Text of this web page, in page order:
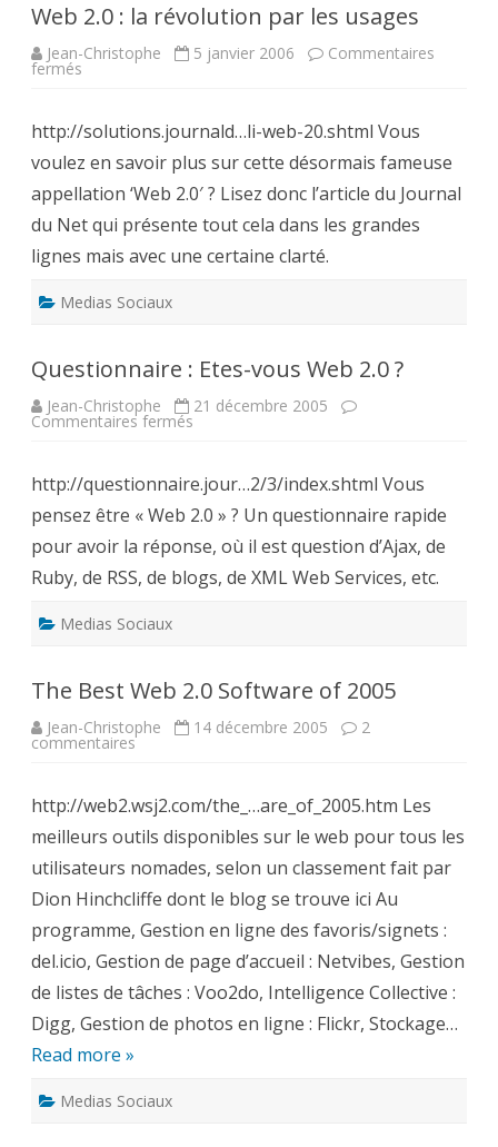
Web 2.0 : la révolution par les usages
Jean-Christophe 5 janvier 2006 Commentaires
fermés
la
révolution
par
les
usages
http://solutions.journald…li-web-20.shtml Vous
voulez en savoir plus sur cette désormais fameuse
appellation ‘Web 2.0′ ? Lisez donc l’article du Journal
du Net qui présente tout cela dans les grandes
lignes mais avec une certaine clarté.
Medias Sociaux
Questionnaire : Etes-vous Web 2.0 ?
Jean-Christophe 21 décembre 2005
Commentaires fermés
vous
Web
2.0
?
http://questionnaire.jour…2/3/index.shtml Vous
pensez être « Web 2.0 » ? Un questionnaire rapide
pour avoir la réponse, où il est question d’Ajax, de
Ruby, de RSS, de blogs, de XML Web Services, etc.
Medias Sociaux
The Best Web 2.0 Software of 2005
Jean-Christophe 14 décembre 2005 2
commentairessur
2.0
Software
of
2005
http://web2.wsj2.com/the_…are_of_2005.htm Les
meilleurs outils disponibles sur le web pour tous les
utilisateurs nomades, selon un classement fait par
Dion Hinchcliffe dont le blog se trouve ici Au
programme, Gestion en ligne des favoris/signets :
del.icio, Gestion de page d’accueil : Netvibes, Gestion
de listes de tâches : Voo2do, Intelligence Collective :
Digg, Gestion de photos en ligne : Flickr, Stockage…
Read more »
Medias Sociaux